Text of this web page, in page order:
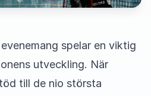
spelar en viktig
utveckling. När
till de nio största